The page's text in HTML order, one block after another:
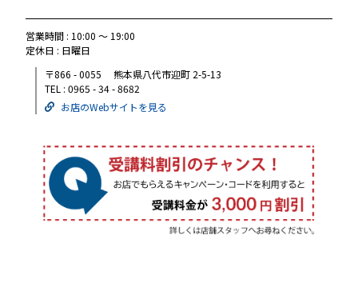
営業時間 : 10:00 ～ 19:00
定休日 : 日曜日
〒866 - 0055 熊本県八代市迎町 2-5-13
TEL : 0965 - 34 - 8682
お店のWebサイトを見る